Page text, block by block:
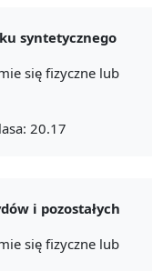
syntetycznego
się fizyczne lub
20.17
i pozostałych
się fizyczne lub